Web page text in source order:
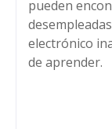
pueden
electrónico
de aprender.